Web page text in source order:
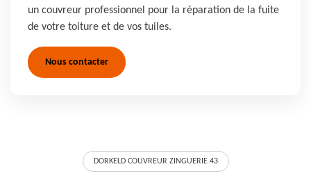
un couvreur professionnel pour la réparation de la fuite
de votre toiture et de vos tuiles.
Nous contacter
DORKELD COUVREUR ZINGUERIE 43